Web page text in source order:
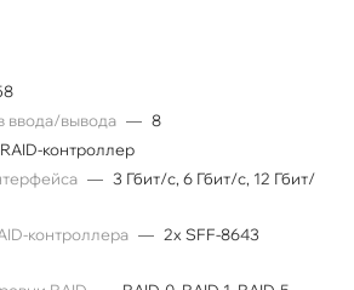
ввода/вывода — 8
RAID-контроллер
— 3 Гбит/с, 6 Гбит/с, 12 Гбит/
контроллера — 2x SFF-8643